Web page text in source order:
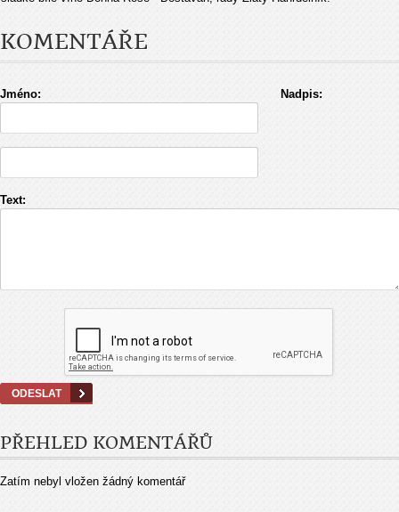
KOMENTÁŘE
Jméno: Nadpis:
Text:
PŘEHLED KOMENTÁŘŮ
Zatím nebyl vložen žádný komentář